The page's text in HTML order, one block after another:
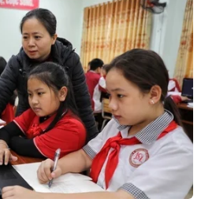
19 cho học sinh Trường THPT Trần
(Ảnh: Thanh Tùng/TTXVN)
đã tổ chức tiêm vaccine
trẻ từ 15-17 tuổi, trong đó
học phổ thông, đạt tỷ